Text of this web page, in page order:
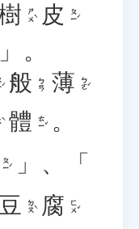
ㄕㄨˋ 皮 ㄆㄧˊ
」。
般 ㄅㄢ 薄 ㄅㄛˊ
體 ㄊㄧˇ 。
ㄆㄧˊ
」、「
豆 ㄉㄡˋ 腐 ㄈㄨˇ